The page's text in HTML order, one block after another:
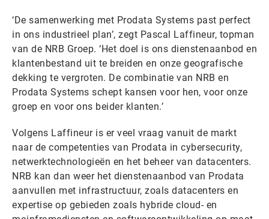
‘De samenwerking met Prodata Systems past perfect
in ons industrieel plan’, zegt Pascal Laffineur, topman
van de NRB Groep. ‘Het doel is ons dienstenaanbod en
klantenbestand uit te breiden en onze geografische
dekking te vergroten. De combinatie van NRB en
Prodata Systems schept kansen voor hen, voor onze
groep en voor ons beider klanten.’
Volgens Laffineur is er veel vraag vanuit de markt
naar de competenties van Prodata in cybersecurity,
netwerktechnologieën en het beheer van datacenters.
NRB kan dan weer het dienstenaanbod van Prodata
aanvullen met infrastructuur, zoals datacenters en
expertise op gebieden zoals hybride cloud- en